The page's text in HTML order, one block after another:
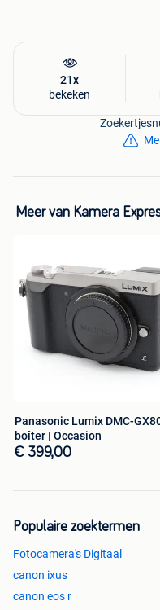
21x
bekeken
Meer van Kamera
Panasonic Lumix DMC-
boîter | Occasion
€ 399,00
Populaire zoektermen
Fotocamera's Digitaal
canon ixus
canon eos r